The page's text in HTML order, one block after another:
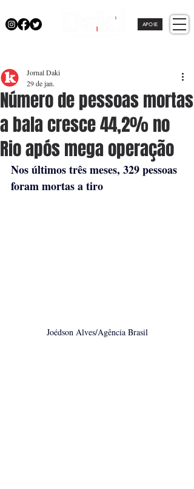
APOIE
Número de pessoas mortas
a bala cresce 44,2% no
Rio após mega operação
Jornal Daki
29 de jan.
Nos últimos três meses, 329 pessoas
foram mortas a tiro
Joédson Alves/Agência Brasil